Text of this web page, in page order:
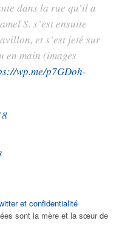
dans la rue qu’il a
S. s’est ensuite
et s’est jeté sur
en main (images
wp.me/p7GDoh-
et confidentialité
sont la mère et la sœur de